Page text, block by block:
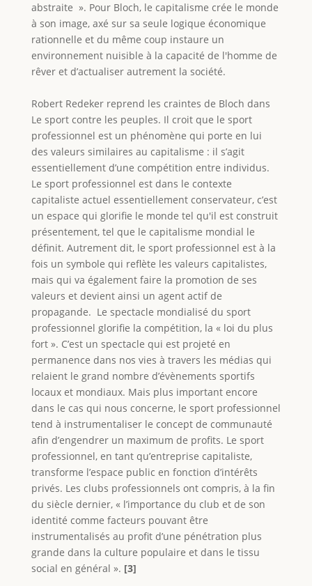
abstraite ». Pour Bloch, le capitalisme crée le monde
à son image, axé sur sa seule logique économique
rationnelle et du même coup instaure un
environnement nuisible à la capacité de l'homme de
rêver et d’actualiser autrement la société.
Robert Redeker reprend les craintes de Bloch dans
Le sport contre les peuples. Il croit que le sport
professionnel est un phénomène qui porte en lui
des valeurs similaires au capitalisme : il s’agit
essentiellement d’une compétition entre individus.
Le sport professionnel est dans le contexte
capitaliste actuel essentiellement conservateur, c’est
un espace qui glorifie le monde tel qu'il est construit
présentement, tel que le capitalisme mondial le
définit. Autrement dit, le sport professionnel est à la
fois un symbole qui reflète les valeurs capitalistes,
mais qui va également faire la promotion de ses
valeurs et devient ainsi un agent actif de
propagande. Le spectacle mondialisé du sport
professionnel glorifie la compétition, la « loi du plus
fort ». C’est un spectacle qui est projeté en
permanence dans nos vies à travers les médias qui
relaient le grand nombre d’évènements sportifs
locaux et mondiaux. Mais plus important encore
dans le cas qui nous concerne, le sport professionnel
tend à instrumentaliser le concept de communauté
afin d’engendrer un maximum de profits. Le sport
professionnel, en tant qu’entreprise capitaliste,
transforme l’espace public en fonction d’intérêts
privés. Les clubs professionnels ont compris, à la fin
du siècle dernier, « l’importance du club et de son
identité comme facteurs pouvant être
instrumentalisés au profit d’une pénétration plus
grande dans la culture populaire et dans le tissu
social en général ». [3]